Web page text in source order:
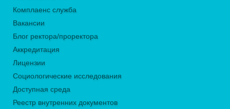
Комплаенс служба
Вакансии
Блог ректора/проректора
Аккредитация
Лицензии
Социологические исследования
Доступная среда
Реестр внутренних документов